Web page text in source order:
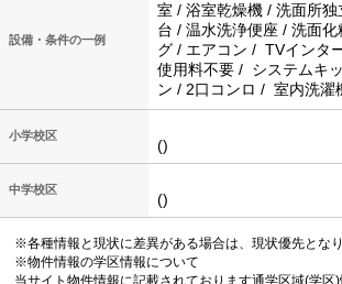
設備・条件の一例
室 / 浴室乾燥機 / 洗面所
台 / 温水洗浄便座 / 洗面
グ / エアコン / TVインタ
使用料不要 / システムキ
ン / 2口コンロ / 室内洗濯
小学校区
()
中学校区
()
※各種情報と現状に差異がある場合は、現状優先となり
※物件情報の学区情報について
当サイト物件情報に記載されております通学区域(学区